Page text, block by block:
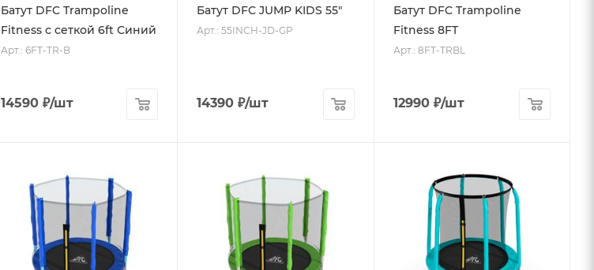
Батут DFC Trampoline
Fitness с сеткой 6ft Синий
Арт.: 6FT-TR-B
14590₽/шт
Батут DFC JUMP KIDS 55"
Арт.: 55INCH-JD-GP
14390 ₽/шт
Батут DFC Trampoline
Fitness 8FT
Арт.: 8FT-TRBL
12990₽/шт